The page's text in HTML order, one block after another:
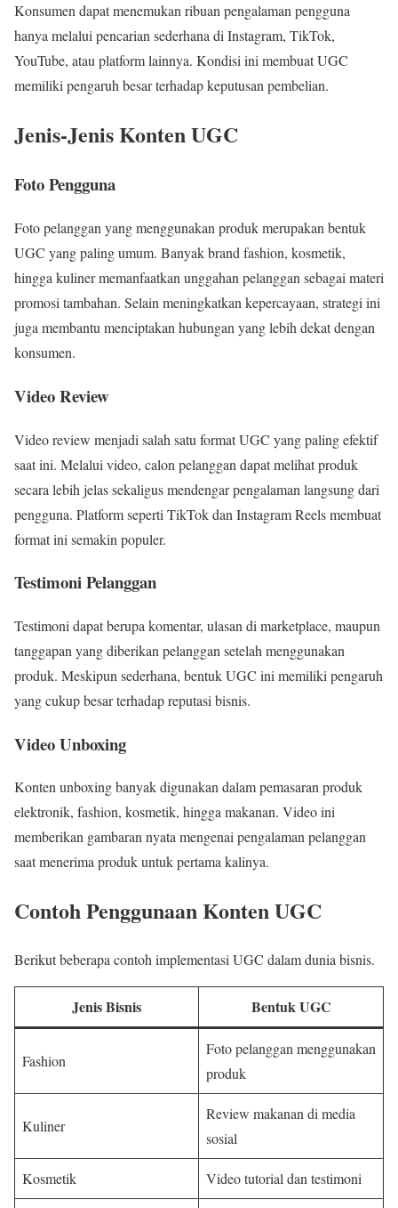
Konsumen dapat menemukan ribuan pengalaman pengguna
hanya melalui pencarian sederhana di Instagram, TikTok,
YouTube, atau platform lainnya. Kondisi ini membuat UGC
memiliki pengaruh besar terhadap keputusan pembelian.
Jenis-Jenis Konten UGC
Foto Pengguna
Foto pelanggan yang menggunakan produk merupakan bentuk
UGC yang paling umum. Banyak brand fashion, kosmetik,
hingga kuliner memanfaatkan unggahan pelanggan sebagai materi
promosi tambahan. Selain meningkatkan kepercayaan, strategi ini
juga membantu menciptakan hubungan yang lebih dekat dengan
konsumen.
Video Review
Video review menjadi salah satu format UGC yang paling efektif
saat ini. Melalui video, calon pelanggan dapat melihat produk
secara lebih jelas sekaligus mendengar pengalaman langsung dari
pengguna. Platform seperti TikTok dan Instagram Reels membuat
format ini semakin populer.
Testimoni Pelanggan
Testimoni dapat berupa komentar, ulasan di marketplace, maupun
tanggapan yang diberikan pelanggan setelah menggunakan
produk. Meskipun sederhana, bentuk UGC ini memiliki pengaruh
yang cukup besar terhadap reputasi bisnis.
Video Unboxing
Konten unboxing banyak digunakan dalam pemasaran produk
elektronik, fashion, kosmetik, hingga makanan. Video ini
memberikan gambaran nyata mengenai pengalaman pelanggan
saat menerima produk untuk pertama kalinya.
Contoh Penggunaan Konten UGC
Berikut beberapa contoh implementasi UGC dalam dunia bisnis.
Jenis Bisnis Bentuk UGC
Fashion
Foto pelanggan menggunakan
produk
Kuliner
Review makanan di media
sosial
Kosmetik Video tutorial dan testimoni